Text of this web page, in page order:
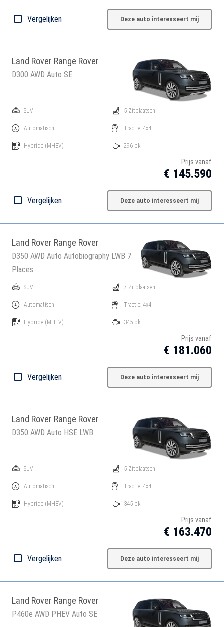
Vergelijken Deze auto interesseert mij
Land Rover Range Rover
D300 AWD Auto SE
SUV
Automatisch
Hybride (MHEV)
5 Zitplaatsen
Tractie: 4x4
296 pk
Prijs vanaf
€ 145.590
Vergelijken Deze auto interesseert mij
Land Rover Range Rover
D350 AWD Auto Autobiography LWB 7
Places
SUV
Automatisch
Hybride (MHEV)
7 Zitplaatsen
Tractie: 4x4
345 pk
Prijs vanaf
€ 181.060
Vergelijken Deze auto interesseert mij
Land Rover Range Rover
D350 AWD Auto HSE LWB
SUV
Automatisch
Hybride (MHEV)
5 Zitplaatsen
Tractie: 4x4
345 pk
Prijs vanaf
€ 163.470
Vergelijken Deze auto interesseert mij
Land Rover Range Rover
P460e AWD PHEV Auto SE